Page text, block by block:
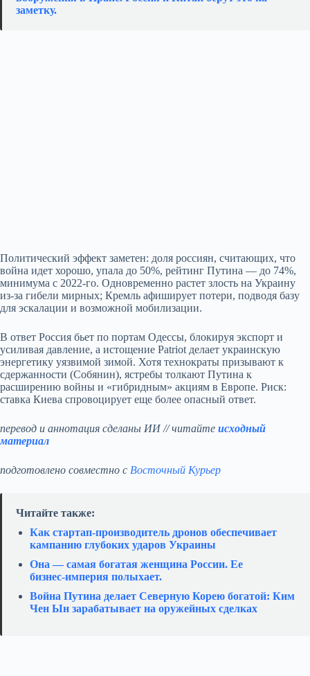
заметку.
Политический эффект заметен: доля россиян, считающих, что
война идет хорошо, упала до 50%, рейтинг Путина — до 74%,
минимума с 2022‑го. Одновременно растет злость на Украину
из‑за гибели мирных; Кремль афиширует потери, подводя базу
для эскалации и возможной мобилизации.
В ответ Россия бьет по портам Одессы, блокируя экспорт и
усиливая давление, а истощение Patriot делает украинскую
энергетику уязвимой зимой. Хотя технократы призывают к
сдержанности (Собянин), ястребы толкают Путина к
расширению войны и «гибридным» акциям в Европе. Риск:
ставка Киева спровоцирует еще более опасный ответ.
перевод и аннотация сделаны ИИ // читайте исходный
материал
подготовлено совместно с Восточный Курьер
Читайте также:
Как стартап‑производитель дронов обеспечивает
кампанию глубоких ударов Украины
Она — самая богатая женщина России. Ее
бизнес‑империя полыхает.
Война Путина делает Северную Корею богатой: Ким
Чен Ын зарабатывает на оружейных сделках